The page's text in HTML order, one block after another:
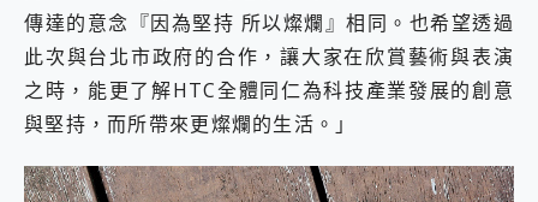
傳達的意念『因為堅持 所以燦爛』相同。也希望透過
此次與台北市政府的合作，讓大家在欣賞藝術與表演
之時，能更了解HTC全體同仁為科技產業發展的創意
與堅持，而所帶來更燦爛的生活。」